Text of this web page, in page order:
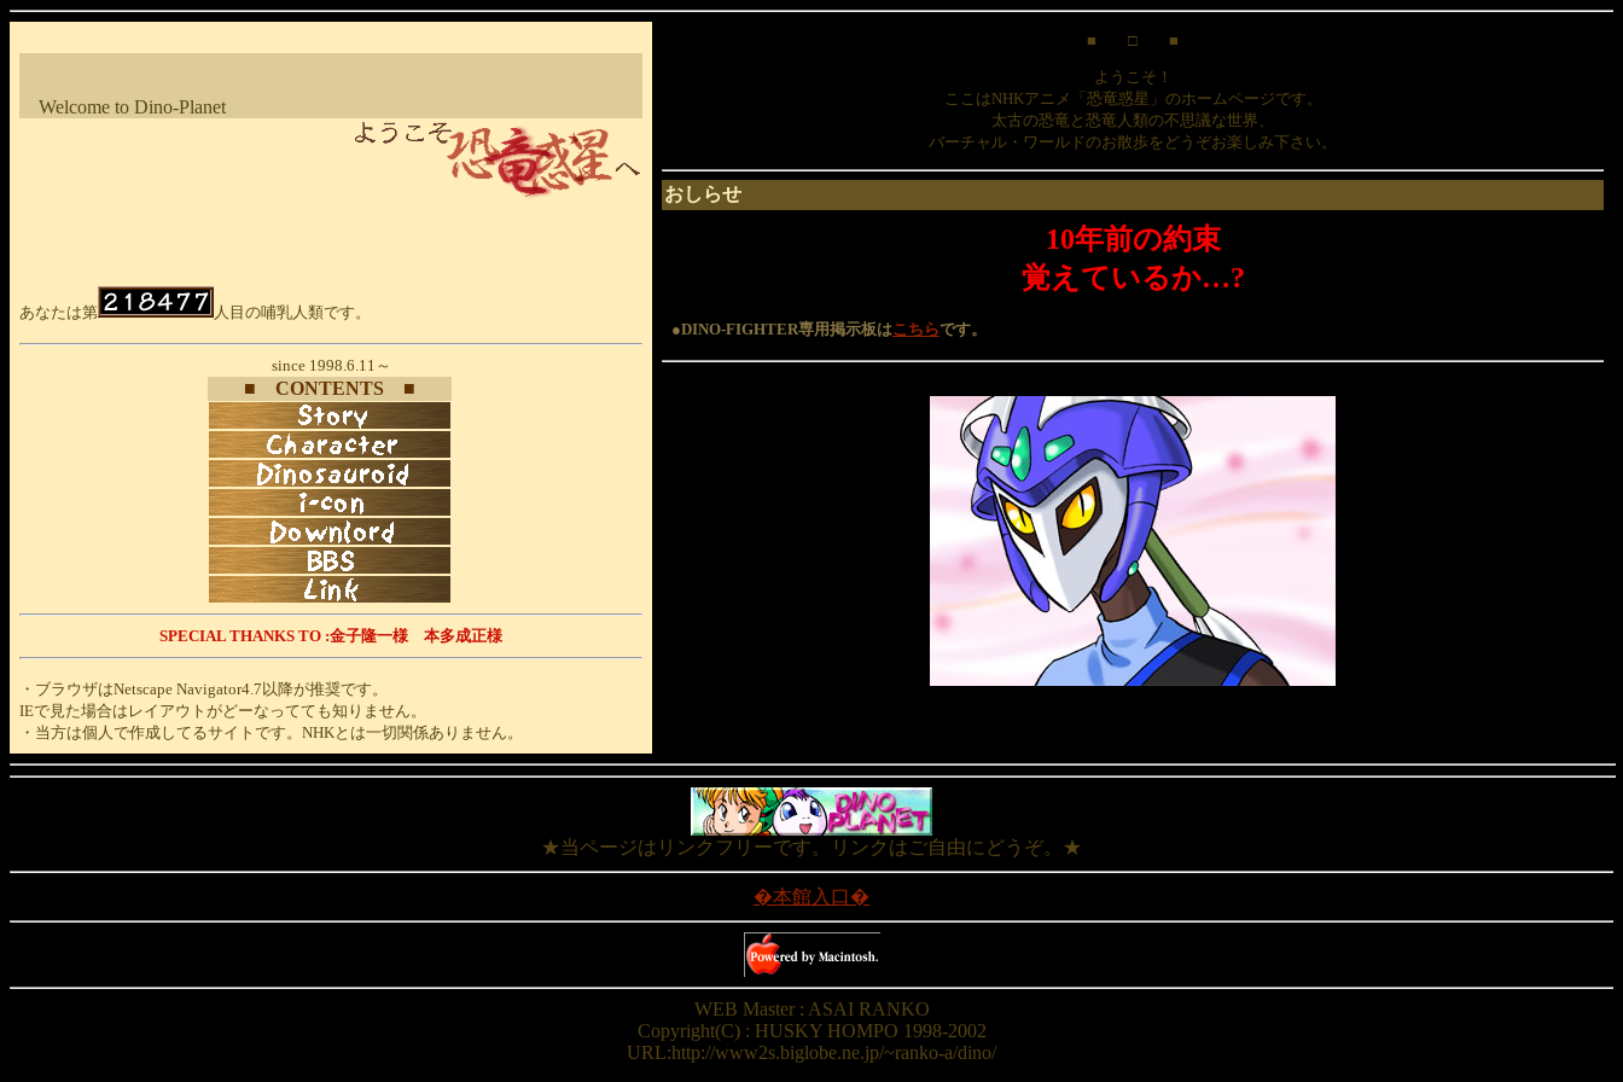
Welcome to Dino-Planet
あなたは第 人目の哺乳人類です。
since 1998.6.11～
■ CONTENTS ■
SPECIAL THANKS TO :金子隆一様 本多成正様
・ブラウザはNetscape Navigator4.7以降が推奨です。
IEで見た場合はレイアウトがどーなってても知りません。
・当方は個人で作成してるサイトです。NHKとは一切関係ありません。
■ □ ■
ようこそ！
ここはNHKアニメ「恐竜惑星」のホームページです。
太古の恐竜と恐竜人類の不思議な世界、
バーチャル・ワールドのお散歩をどうぞお楽しみ下さい。
おしらせ
10年前の約束
覚えているか…?
●DINO-FIGHTER専用掲示板はこちらです。
★当ページはリンクフリーです。リンクはご自由にどうぞ。★
�本館入口�
WEB Master : ASAI RANKO
Copyright(C) : HUSKY HOMPO 1998-2002
URL:http://www2s.biglobe.ne.jp/~ranko-a/dino/